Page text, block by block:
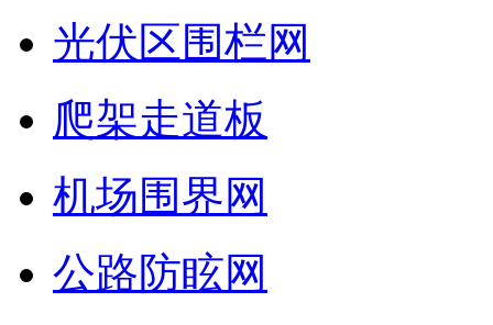
光伏区围栏网
爬架走道板
机场围界网
公路防眩网